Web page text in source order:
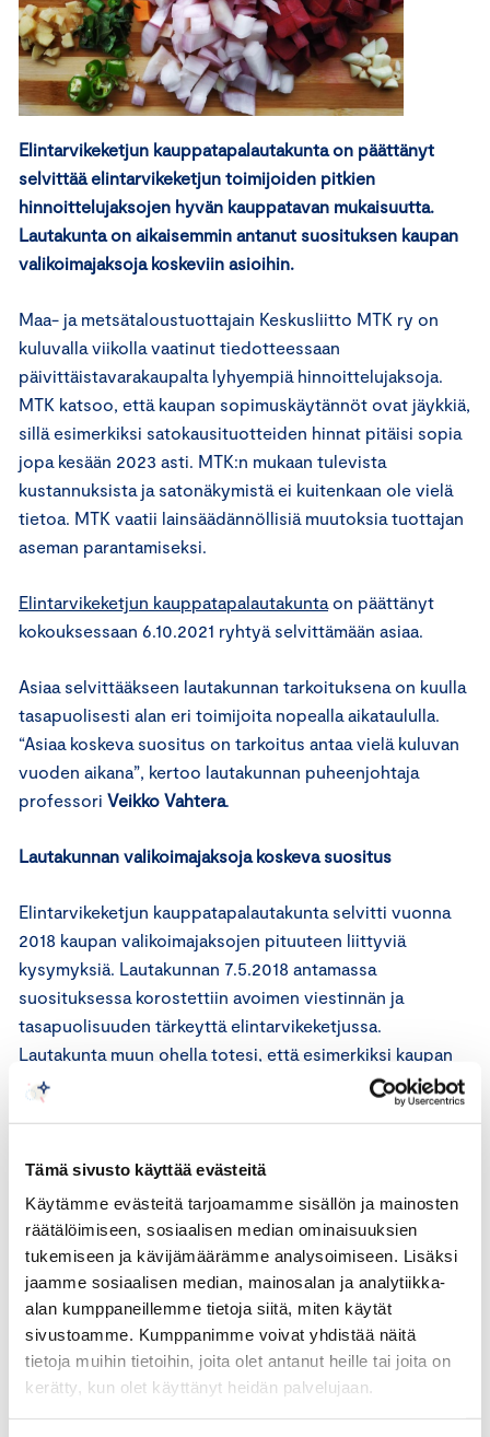
Tämä sivusto käyttää evästeitä
Käytämme evästeitä tarjoamamme sisällön ja mainosten
räätälöimiseen, sosiaalisen median ominaisuuksien
tukemiseen ja kävijämäärämme analysoimiseen. Lisäksi
jaamme sosiaalisen median, mainosalan ja analytiikka-
alan kumppaneillemme tietoja siitä, miten käytät
sivustoamme. Kumppanimme voivat yhdistää näitä
tietoja muihin tietoihin, joita olet antanut heille tai joita on
kerätty, kun olet käyttänyt heidän palvelujaan.
Elintarvikeketjun kauppatapalautakunta on päättänyt
selvittää elintarvikeketjun toimijoiden pitkien
hinnoittelujaksojen hyvän kauppatavan mukaisuutta.
Lautakunta on aikaisemmin antanut suosituksen kaupan
valikoimajaksoja koskeviin asioihin.
Maa- ja metsätaloustuottajain Keskusliitto MTK ry on
kuluvalla viikolla vaatinut tiedotteessaan
päivittäistavarakaupalta lyhyempiä hinnoittelujaksoja.
MTK katsoo, että kaupan sopimuskäytännöt ovat jäykkiä,
sillä esimerkiksi satokausituotteiden hinnat pitäisi sopia
jopa kesään 2023 asti. MTK:n mukaan tulevista
kustannuksista ja satonäkymistä ei kuitenkaan ole vielä
tietoa. MTK vaatii lainsäädännöllisiä muutoksia tuottajan
aseman parantamiseksi.
Elintarvikeketjun kauppatapalautakunta on päättänyt
kokouksessaan 6.10.2021 ryhtyä selvittämään asiaa.
Asiaa selvittääkseen lautakunnan tarkoituksena on kuulla
tasapuolisesti alan eri toimijoita nopealla aikataululla.
“Asiaa koskeva suositus on tarkoitus antaa vielä kuluvan
vuoden aikana”, kertoo lautakunnan puheenjohtaja
professori Veikko Vahtera.
Lautakunnan valikoimajaksoja koskeva suositus
Elintarvikeketjun kauppatapalautakunta selvitti vuonna
2018 kaupan valikoimajaksojen pituuteen liittyviä
kysymyksiä. Lautakunnan 7.5.2018 antamassa
suosituksessa korostettiin avoimen viestinnän ja
tasapuolisuuden tärkeyttä elintarvikeketjussa.
Lautakunta muun ohella totesi, että esimerkiksi kaupan
valikoimajaksojen alkamisajankohtiin ja pituuksiin liittyvät
seikat on perusteltua tuoda hyvissä ajoin selkeästi ja
kannusti alan toimijoita kehittämään valikoimajaksoihin
liittyviä käytäntöjä yhdessä keskustellen.
Lautakunta ei vuoden 2018 suosituksessaan ottanut
kantaa nyt puheena olevaan hinnoittelujakson pituutta
koskevaan kysymykseen.
Elintarvikeketjun kauppatapalautakunta on
elinkeinoelämän itsesääntelytoimielin. Lautakunnan
toimintaa rahoittavat Elintarviketeollisuusliitto ry, Maa-
ja metsätaloustuottajain Keskusliitto MTK ry ja